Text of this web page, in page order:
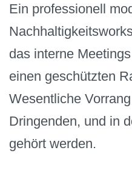
Ein professionell
das interne
einen geschützten
Wesentliche
Dringenden, und in
gehört werden.